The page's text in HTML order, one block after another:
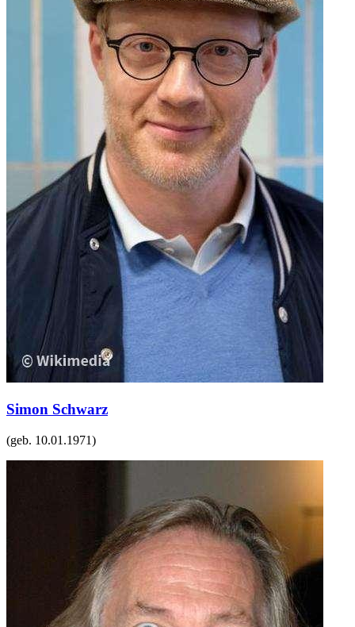
Simon Schwarz
(geb. 10.01.1971)